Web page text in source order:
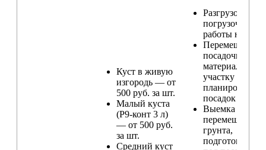
Куст в живую
изгородь — от
500 руб. за шт.
Малый куста
(Р9-конт 3 л)
— от 500 руб.
за шт.
Средний куст
Разгрузо-
погрузочные
работы на
Перемещение
посадочного
материала по
участку и
планирование
посадок
Выемка и
перемещение
грунта,
подготовка